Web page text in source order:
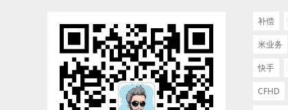
补偿
米业务
快手
CFHD